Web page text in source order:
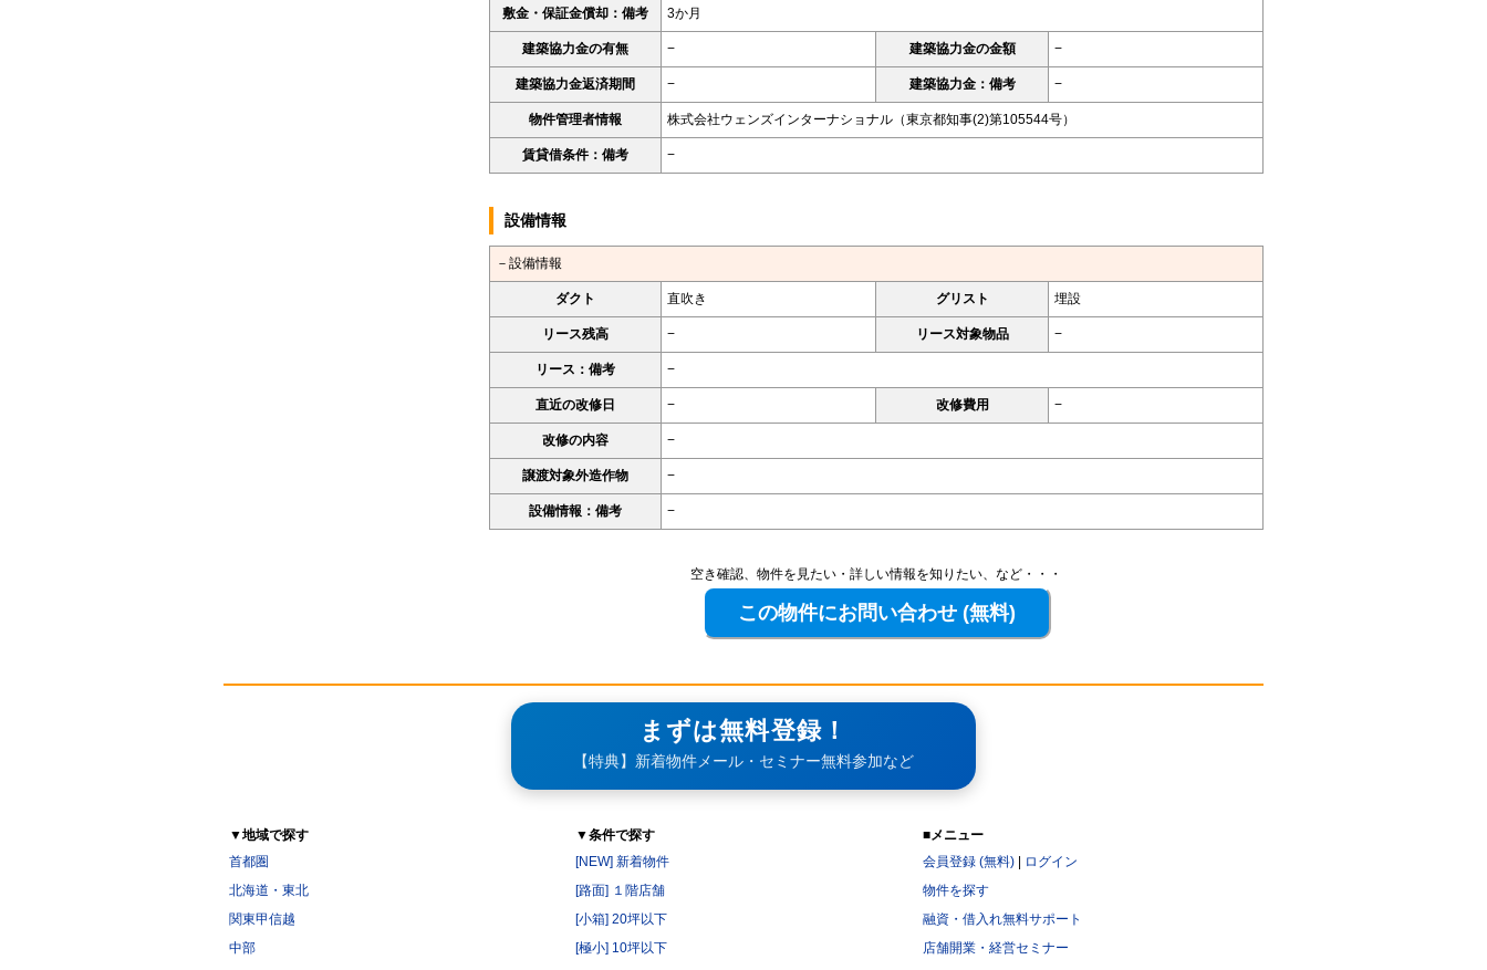
敷金・保証金償却：備考 3か月
建築協力金の有無 − 建築協力金の金額 −
建築協力金返済期間 − 建築協力金：備考 −
物件管理者情報 株式会社ウェンズインターナショナル（東京都知事(2)第105544号）
賃貸借条件：備考 −
設備情報
－設備情報
ダクト 直吹き グリスト 埋設
リース残高 − リース対象物品 −
リース：備考 −
直近の改修日 − 改修費用 −
改修の内容 −
譲渡対象外造作物 −
設備情報：備考 −
空き確認、物件を見たい・詳しい情報を知りたい、など・・・
まずは無料登録！
【特典】新着物件メール・セミナー無料参加など
▼地域で探す
首都圏
北海道・東北
関東甲信越
中部
▼条件で探す
[NEW] 新着物件
[路面] １階店舗
[小箱] 20坪以下
[極小] 10坪以下
■メニュー
会員登録 (無料)| ログイン
物件を探す
融資・借入れ無料サポート
店舗開業・経営セミナー